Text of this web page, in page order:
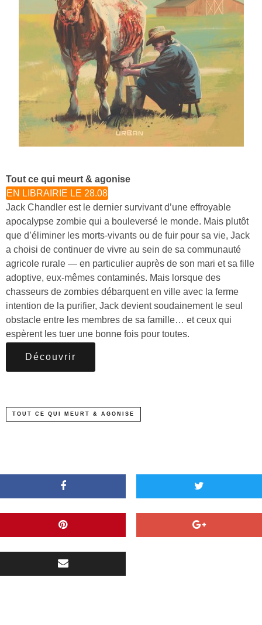
Tout ce qui meurt & agonise
EN LIBRAIRIE LE 28.08
Jack Chandler est le dernier survivant d’une effroyable
apocalypse zombie qui a bouleversé le monde. Mais plutôt
que d’éliminer les morts-vivants ou de fuir pour sa vie, Jack
a choisi de continuer de vivre au sein de sa communauté
agricole rurale — en particulier auprès de son mari et sa fille
adoptive, eux-mêmes contaminés. Mais lorsque des
chasseurs de zombies débarquent en ville avec la ferme
intention de la purifier, Jack devient soudainement le seul
obstacle entre les membres de sa famille… et ceux qui
espèrent les tuer une bonne fois pour toutes.
Découvrir
TOUT CE QUI MEURT & AGONISE